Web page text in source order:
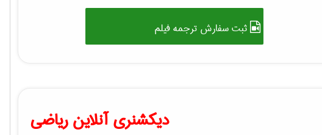
ثبت سفارش ترجمه فیلم
دیکشنری آنلاین ریاضی